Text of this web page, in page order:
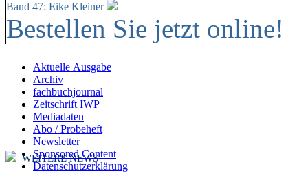
Band 47: Eike Kleiner
Bestellen Sie jetzt online!
Aktuelle Ausgabe
Archiv
fachbuchjournal
Zeitschrift IWP
Mediadaten
Abo / Probeheft
Newsletter
Sponsored Content
Datenschutzerklärung
WEITERE NEWS